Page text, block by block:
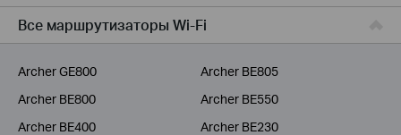
Для операторов связи
Все маршрутизаторы Wi-Fi
Archer GE800
Archer BE805
Archer BE800
Archer BE550
Archer BE400
Archer BE230